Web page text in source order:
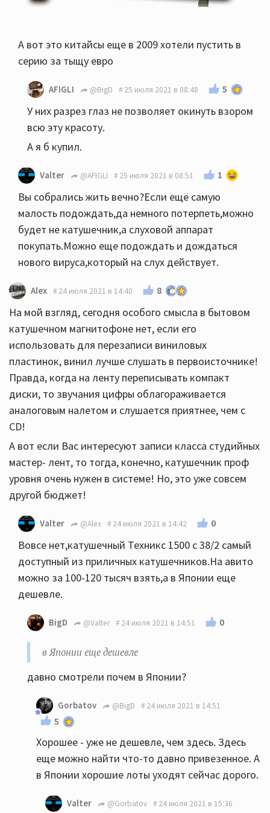
А вот это китайсы еще в 2009 хотели пустить в
серию за тыщу евро
AFIGLI @BigD 25 июля 2021 в 08:48 5
У них разрез глаз не позволяет окинуть взором
всю эту красоту.
А я б купил.
Valter @AFIGLI 25 июля 2021 в 08:51 1
Вы собрались жить вечно?Если ещё самую
малость подождать,да немного потерпеть,можно
будет не катушечник,а слуховой аппарат
покупать.Можно еще подождать и дождаться
нового вируса,который на слух действует.
Alex 24 июля 2021 в 14:40 8
На мой взгляд, сегодня особого смысла в бытовом
катушечном магнитофоне нет, если его
использовать для перезаписи виниловых
пластинок, винил лучше слушать в первоисточнике!
Правда, когда на ленту переписывать компакт
диски, то звучания цифры облагораживается
аналоговым налетом и слушается приятнее, чем с
CD!
А вот если Вас интересуют записи класса студийных
мастер- лент, то тогда, конечно, катушечник проф
уровня очень нужен в системе! Но, это уже совсем
другой бюджет!
Valter @Alex 24 июля 2021 в 14:42 0
Вовсе нет,катушечный Техникс 1500 с 38/2 самый
доступный из приличных катушечников.На авито
можно за 100-120 тысяч взять,а в Японии еще
дешевле.
BigD @Valter 24 июля 2021 в 14:51 0
в Японии еще дешевле
давно смотрели почем в Японии?
Gorbatov @BigD 24 июля 2021 в 14:51
5
Хорошее - уже не дешевле, чем здесь. Здесь
еще можно найти что-то давно привезенное. А
в Японии хорошие лоты уходят сейчас дорого.
Valter @Gorbatov 24 июля 2021 в 15:36